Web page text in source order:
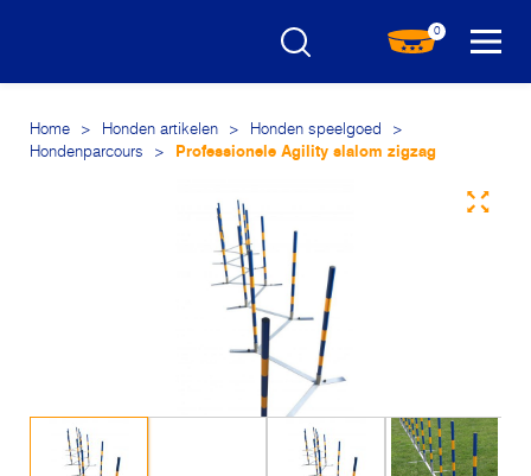
0
Home > Honden artikelen > Honden speelgoed
>
Hondenparcours
> Professionele Agility slalom zigzag